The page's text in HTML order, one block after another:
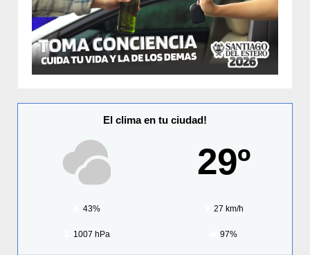
El clima en tu ciudad!
29º
43% 27 km/h
1007 hPa 97%